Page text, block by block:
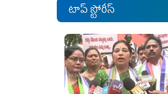
టాప్ స్టోరీస్